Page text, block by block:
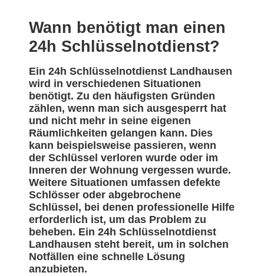
Wann benötigt man einen
24h Schlüsselnotdienst?
Ein 24h Schlüsselnotdienst Landhausen
wird in verschiedenen Situationen
benötigt. Zu den häufigsten Gründen
zählen, wenn man sich ausgesperrt hat
und nicht mehr in seine eigenen
Räumlichkeiten gelangen kann. Dies
kann beispielsweise passieren, wenn
der Schlüssel verloren wurde oder im
Inneren der Wohnung vergessen wurde.
Weitere Situationen umfassen defekte
Schlösser oder abgebrochene
Schlüssel, bei denen professionelle Hilfe
erforderlich ist, um das Problem zu
beheben. Ein 24h Schlüsselnotdienst
Landhausen steht bereit, um in solchen
Notfällen eine schnelle Lösung
anzubieten.